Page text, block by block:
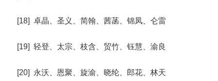
[18] 卓晶、圣义、简翰、茜菡、锦凤、仑雷
[19] 轻登、太宗、枝含、贸竹、钰慧、渝良
[20] 永沃、恩聚、旋渝、晓纶、郎花、林天